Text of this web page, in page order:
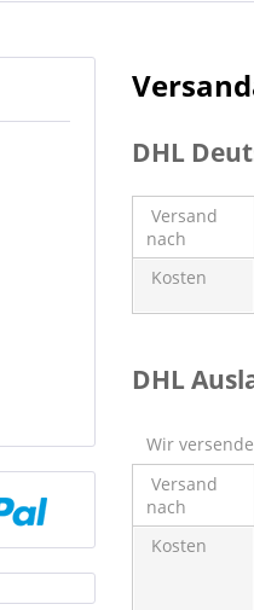
DHL
Versand
nach
Kosten
DHL
Wir
Versand
nach
Kosten